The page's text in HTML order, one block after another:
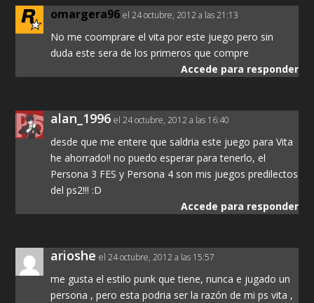
omargera96 el 24 octubre, 2012 a las 21:13
No me coomprare el vita por este juego pero sin
duda este sera de los primeros que compre
Accede para responder
alan_1996 el 24 octubre, 2012 a las 16:40
desde que me entere que saldria este juego para Vita
he ahorrado!! no puedo esperar para tenerlo, el
Persona 3 FES y Persona 4 son mis juegos predilectos
del ps2!!! :D
Accede para responder
arioshe el 24 octubre, 2012 a las 15:57
me gusta el estilo punk que tiene, nunca e jugado un
persona , pero esta podria ser la razón de mi ps vita ,